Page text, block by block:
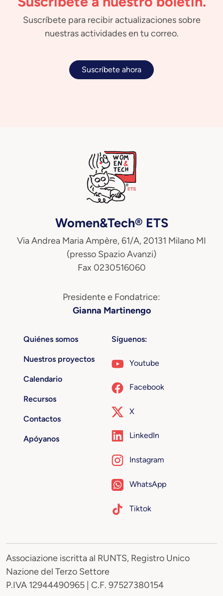
Suscríbete para recibir actualizaciones sobre
nuestras actividades en tu correo.
Suscríbete ahora
Women&Tech® ETS
Via Andrea Maria Ampère, 61/A, 20131 Milano MI
(presso Spazio Avanzi)
Fax 0230516060
Presidente e Fondatrice:
Gianna Martinengo
Quiénes somos
Nuestros proyectos
Calendario
Recursos
Contactos
Apóyanos
Síguenos:
Youtube
Facebook
X
LinkedIn
Instagram
WhatsApp
Tiktok
Associazione iscritta al RUNTS, Registro Unico
Nazione del Terzo Settore
P.IVA 12944490965 | C.F. 97527380154